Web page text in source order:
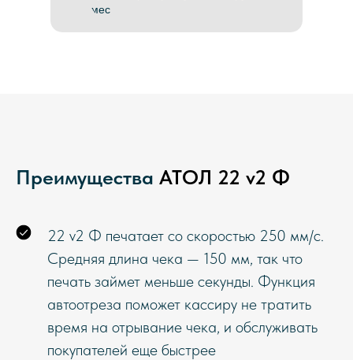
мес
Преимущества АТОЛ 22 v2 Ф
22 v2 Ф печатает со скоростью 250 мм/с.
Средняя длина чека — 150 мм, так что
печать займет меньше секунды. Функция
автоотреза поможет кассиру не тратить
время на отрывание чека, и обслуживать
покупателей еще быстрее